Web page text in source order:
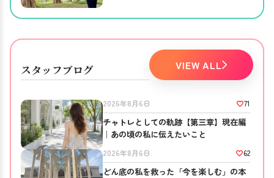
スタッフブログ VIEW ALL
2026年8月6日 71
チャトレとしての軌跡【第三章】現在編
｜あの頃の私に伝えたいこと
2026年8月6日 62
どん底の私を救った「今を楽しむ」の本